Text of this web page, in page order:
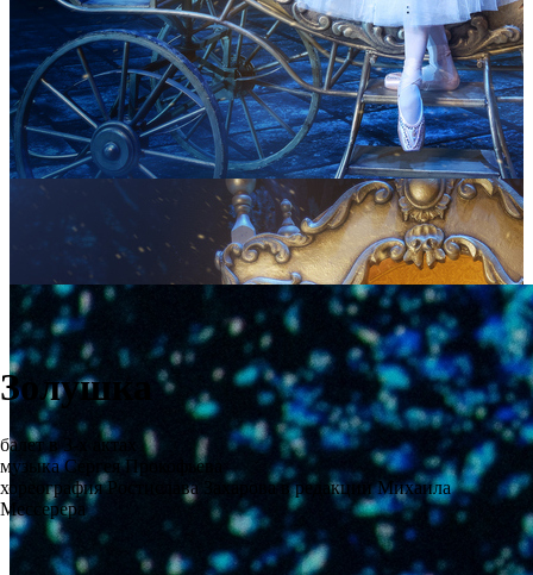
Золушка
балет в 3-х актах
музыка Сергея Прокофьева
хореография Ростислава Захарова в редакции Михаила
Мессерера